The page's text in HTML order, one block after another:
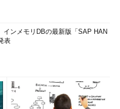
インメモリDBの最新版「SAP HAN
表